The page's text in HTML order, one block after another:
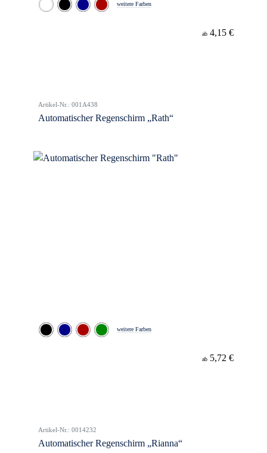
weitere Farben
ab 4,15 €
Artikel-Nr.: 001A438
Automatischer Regenschirm „Rath“
weitere Farben
ab 5,72 €
Artikel-Nr.: 0014232
Automatischer Regenschirm „Rianna“